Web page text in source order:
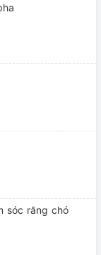
sóc răng chó